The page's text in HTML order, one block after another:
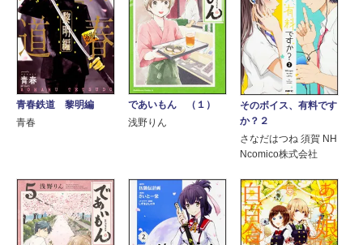
青春鉄道 黎明編
青春
であいもん （１）
浅野りん
そのボイス、有料です
か？２
さなだはつね 須賀 NH
Ncomico株式会社